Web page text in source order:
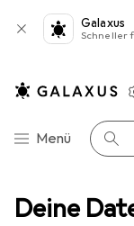
Deine
Galaxus
Schneller
Navigation nach
Menü Suche
Sicherheitsschuhe